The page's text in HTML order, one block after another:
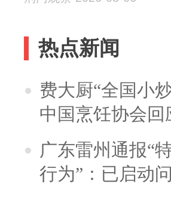
热点新闻
费大厨“全国小
中国烹饪协会回
广东雷州通报“
行为”：已启动